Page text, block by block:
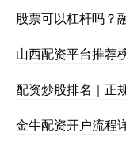
股票可以杠杆吗？
山西配资平台推荐
配资炒股排名｜正
金牛配资开户流程